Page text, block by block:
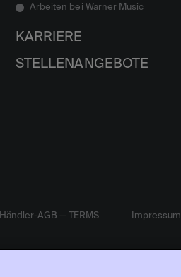
Arbeiten bei Warner Music
KARRIERE
STELLENANGEBOTE
Händler-AGB — TERMS Impressum